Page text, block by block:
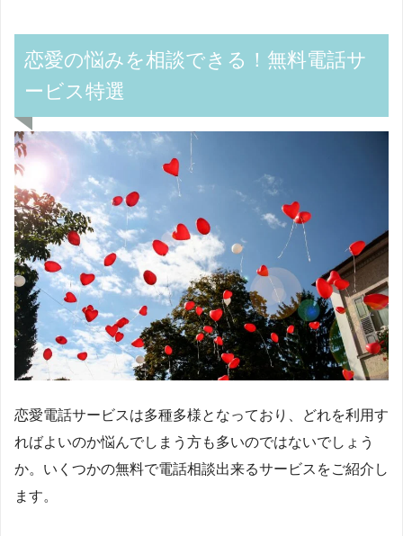
恋愛の悩みを相談できる！無料電話サ
ービス特選
恋愛電話サービスは多種多様となっており、どれを利用す
ればよいのか悩んでしまう方も多いのではないでしょう
か。いくつかの無料で電話相談出来るサービスをご紹介し
ます。